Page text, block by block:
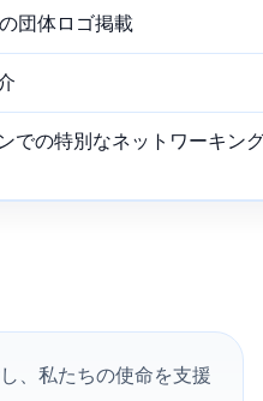
団体ロゴ掲載
での特別なネットワーキン
、私たちの使命を支援